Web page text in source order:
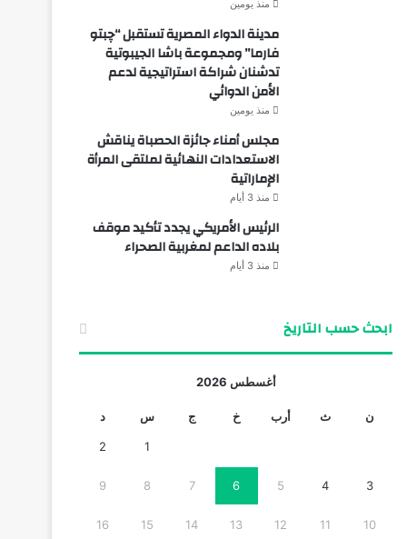
منذ يومين
مدينة الدواء المصرية تستقبل “چبتو
فارما” ومجموعة باشا الجيبوتية
تدشنان شراكة استراتيجية لدعم
الأمن الدوائي
منذ يومين
مجلس أمناء جائزة الحصباة يناقش
الاستعدادات النهائية لملتقى المرأة
الإماراتية
منذ 3 أيام
الرئيس الأمريكي يجدد تأكيد موقف
بلاده الداعم لمغربية الصحراء
منذ 3 أيام
ابحث حسب التاريخ
أغسطس 2026
ن ث أرب خ ج س د
1
2
3
4
5
6
7
8
9
10
11
12
13
14
15
16